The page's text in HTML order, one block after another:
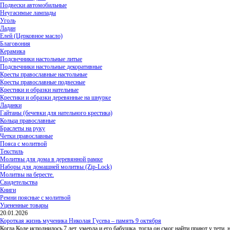
Подвески автомобильные
Неугасимые лампады
Уголь
Ладан
Елей (Церковное масло)
Благовония
Керамика
Подсвечники настольные литые
Подсвечники настольные декоративные
Кресты православные настольные
Кресты православные подвесные
Крестики и образки нательные
Крестики и образки деревянные на шнурке
Ладанки
Гайтаны (бечевки для нательного крестика)
Кольца православные
Браслеты на руку
Четки православные
Пояса с молитвой
Текстиль
Молитвы для дома в деревянной рамке
Наборы для домашней молитвы (Zip-Lock)
Молитвы на бересте.
Свидетельства
Книги
Ремни поясные с молитвой
Уцененные товары
20.01.2026
Короткая жизнь мученика Николая Гусева – память 9 октября
Когда Коле исполнилось 7 лет, умерла и его бабушка, тогда он смог найти приют у